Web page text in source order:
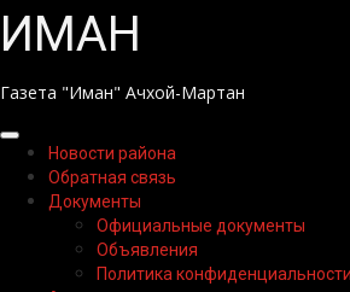
Перейти
содержимому
ИМАН
Газета "Иман" Ачхой-Мартан
Основное
меню
Новости района
Обратная связь
Документы
Официальные документы
Объявления
Политика конфиденциальности